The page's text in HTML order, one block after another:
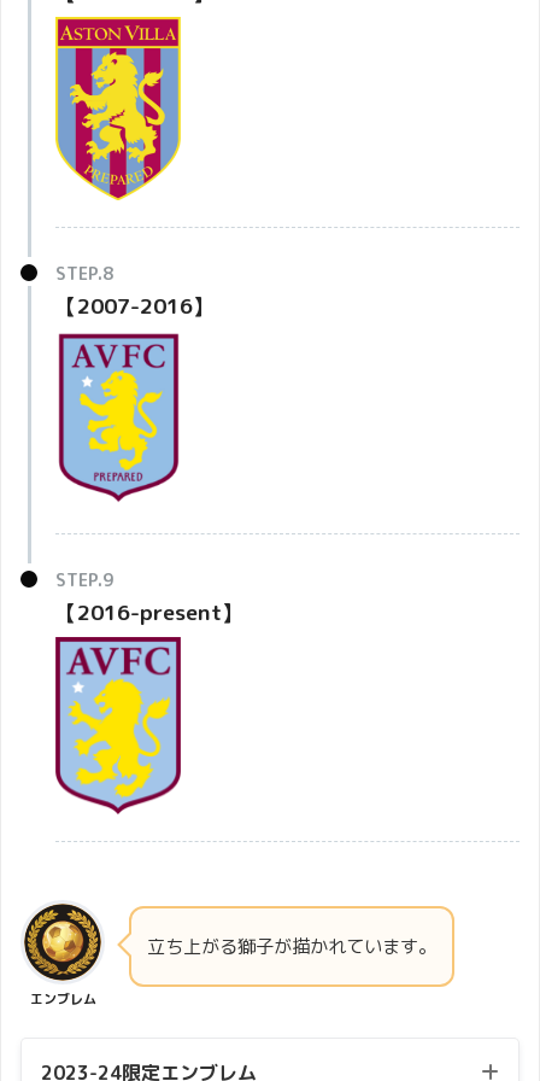
【2007-2016】
【2016-present】
エンブレム
立ち上がる獅子が描かれています。
2023-24限定エンブレム